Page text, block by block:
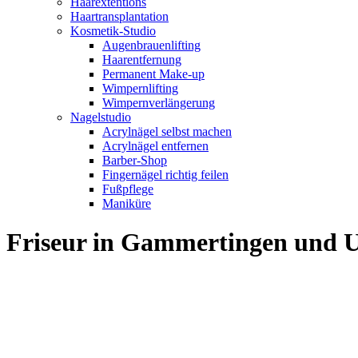
Haartransplantation
Kosmetik-Studio
Augenbrauenlifting
Haarentfernung
Permanent Make-up
Wimpernlifting
Wimpernverlängerung
Nagelstudio
Acrylnägel selbst machen
Acrylnägel entfernen
Barber-Shop
Fingernägel richtig feilen
Fußpflege
Maniküre
Friseur in Gammertingen und